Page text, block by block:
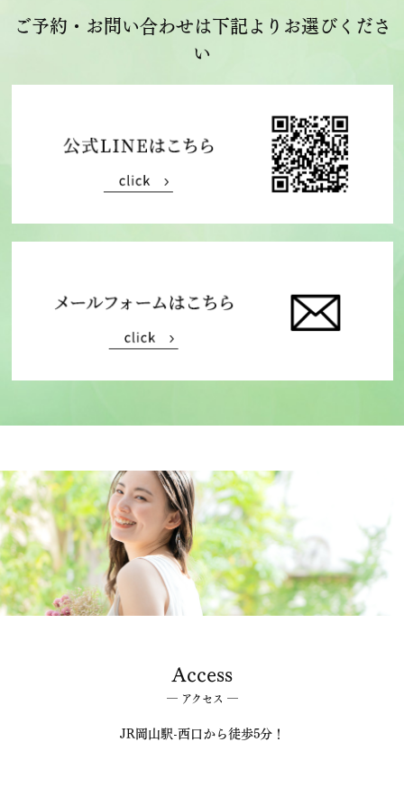
ご予約・お問い合わせは下記よりお選びくださ
い
Access
― アクセス ―
JR岡山駅-西口から徒歩5分！